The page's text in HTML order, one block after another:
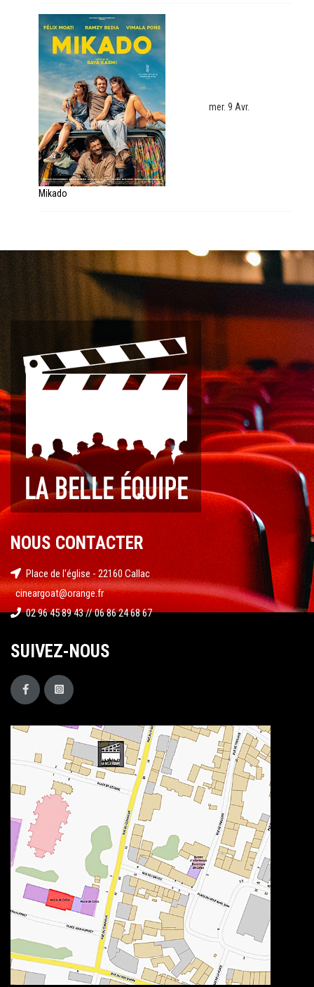
Mikado
mer. 9 Avr.
NOUS CONTACTER
Place de l'église - 22160 Callac
cineargoat@orange.fr
02 96 45 89 43 // 06 86 24 68 67
SUIVEZ-NOUS